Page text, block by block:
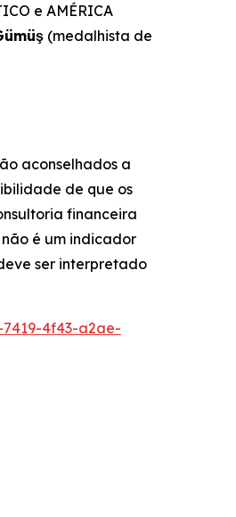
e AMÉRICA
(medalhista de
aconselhados a
de que os
financeira
é um indicador
ser interpretado
4f43-a2ae-